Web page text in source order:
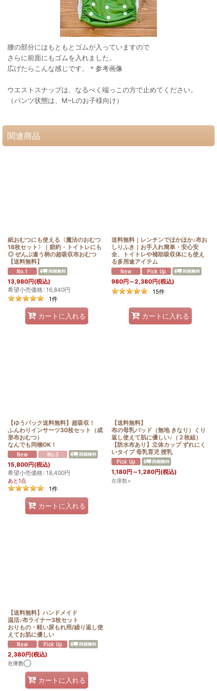
腰の部分にはもともとゴムが入っていますので
さらに前面にもゴムを入れました。
広げたらこんな感じです。＊参考画像
ウエストスナップは、なるべく端っこの方で止めてください。
（パンツ状態は、M~Lのお子様向け）
関連商品
紙おむつにも使える〈魔法のおむつ
18枚セット〉｜節約・トイトレにも
◎ ぜんぶ違う柄の超吸収布おむつ
【送料無料】
13,980円(税込)
希望小売価格: 16,840円
1件
カートに入れる
送料無料｜レンチンでほかほか♪布お
しりふき｜お手入れ簡単・安心安
全、トイトレや補助吸収体にも使え
る多用途アイテム
980円 ～2,380円(税込)
15件
カートに入れる
【ゆうパック送料無料】超吸収！
ふんわりインサーツ30枚セット（成
形布おむつ）
なんでも同梱OK！
15,800円(税込)
希望小売価格: 18,400円
あと1点
1件
カートに入れる
【送料無料】
布の母乳パッド（無地 きなり）くり
返し使えて肌に優しい♪（２枚組）
【防水布あり】立体カップ ずれにく
いタイプ 母乳育児 授乳
1,180円 ～1,280円(税込)
在庫数×
【送料無料】ハンドメイド
温活♪布ライナー3枚セット
おりもの・軽い尿もれ用/繰り返し使
えてお肌に優しい
2,380円(税込)
在庫数◯
カートに入れる